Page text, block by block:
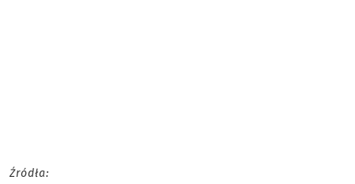
Źródła: